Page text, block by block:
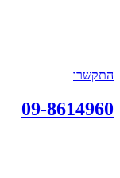
התקשרו
09-8614960